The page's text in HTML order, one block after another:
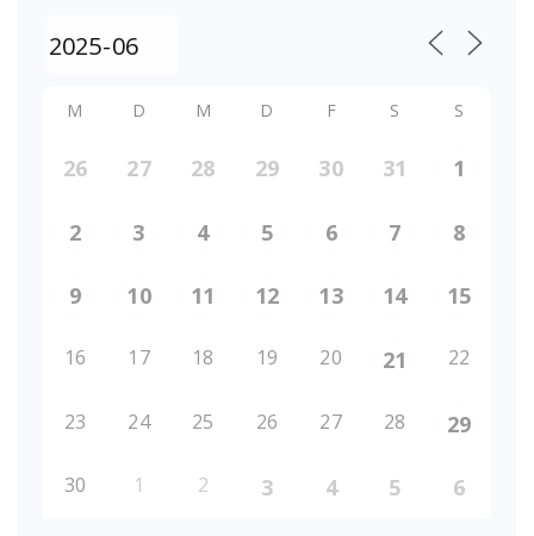
M D M D F S S
26 27 28 29 30 31 1
2 3 4 5 6 7 8
9 10 11 12 13 14 15
16 17 18 19 20 21 22
23 24 25 26 27 28 29
30 1 2 3 4 5 6